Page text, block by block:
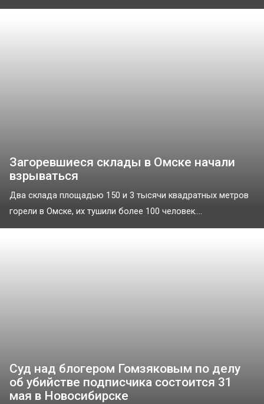
Загоревшиеся склады в Омске начали
взрываться
Два склада площадью 150 и 3 тысячи квадратных метров
горели в Омске, их тушили более 100 человек....
Суд над блогером Гомзяковым по делу
об убийстве подписчика состоится 31
мая в Новосибирске